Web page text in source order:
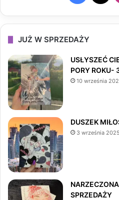
a
c
e
b
k
JUŻ W SPRZEDAŻY
USŁYSZEĆ
PORY ROKU-
10 września
DUSZEK
3 września 2025
SPRZEDAŻY